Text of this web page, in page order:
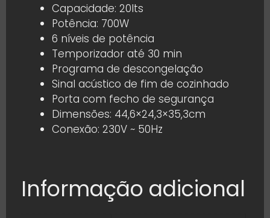
Capacidade: 20lts
Potência: 700W
6 níveis de potência
Temporizador até 30 min
Programa de descongelação
Sinal acústico de fim de cozinhado
Porta com fecho de segurança
Dimensões: 44,6×24,3×35,3cm
Conexão: 230V ~ 50Hz
Informação adicional